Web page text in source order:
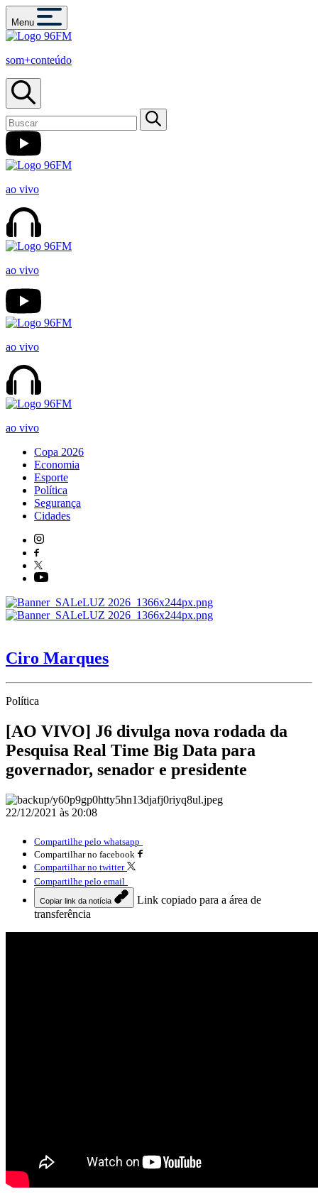
Menu
som+conteúdo
ao vivo
ao vivo
ao vivo
ao vivo
Copa 2026
Economia
Esporte
Política
Segurança
Cidades
Ciro Marques
Política
[AO VIVO] J6 divulga nova rodada da
Pesquisa Real Time Big Data para
governador, senador e presidente
22/12/2021 às 20:08
Compartilhe pelo whatsapp
Compartilhar no facebook
Compartilhar no twitter
Compartilhe pelo email
Copiar link da notícia
Link copiado para a área de
transferência